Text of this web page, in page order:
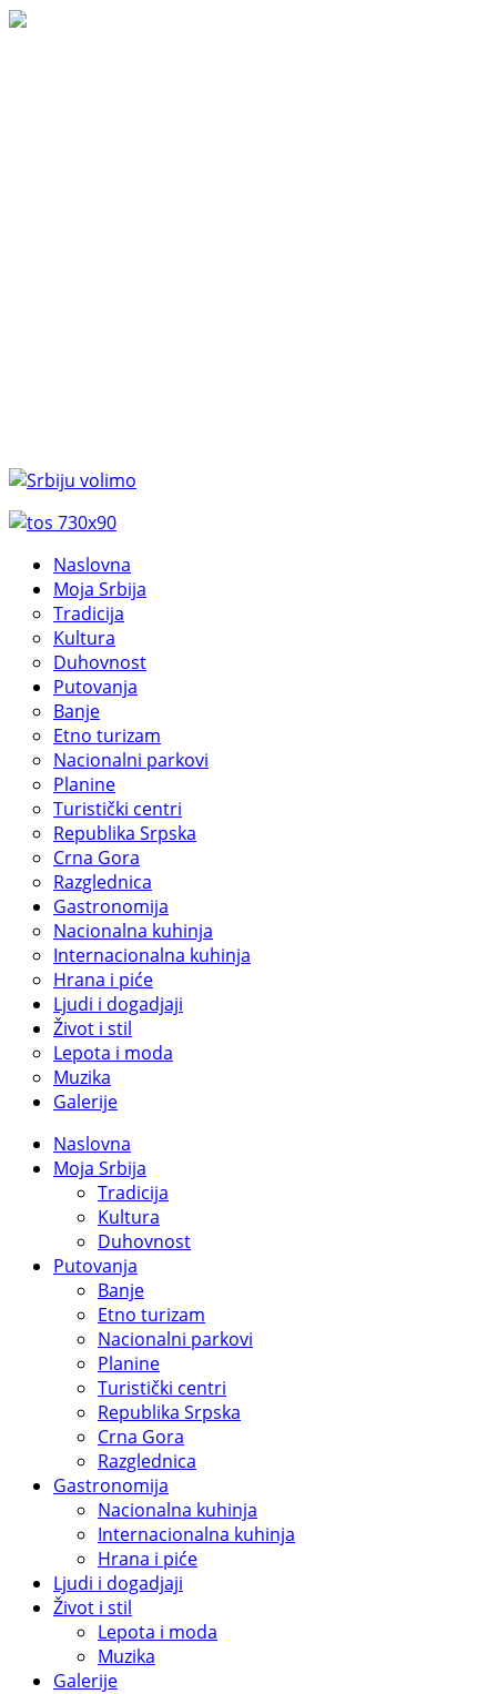
Naslovna
Moja Srbija
Tradicija
Kultura
Duhovnost
Putovanja
Banje
Etno turizam
Nacionalni parkovi
Planine
Turistički centri
Republika Srpska
Crna Gora
Razglednica
Gastronomija
Nacionalna kuhinja
Internacionalna kuhinja
Hrana i piće
Ljudi i dogadjaji
Život i stil
Lepota i moda
Muzika
Galerije
Naslovna
Moja Srbija
Tradicija
Kultura
Duhovnost
Putovanja
Banje
Etno turizam
Nacionalni parkovi
Planine
Turistički centri
Republika Srpska
Crna Gora
Razglednica
Gastronomija
Nacionalna kuhinja
Internacionalna kuhinja
Hrana i piće
Ljudi i dogadjaji
Život i stil
Lepota i moda
Muzika
Galerije